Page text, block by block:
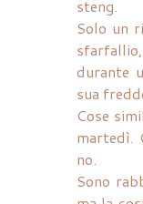
steng.
Solo un
durante
sua
Cose
martedì.
no.
Sono